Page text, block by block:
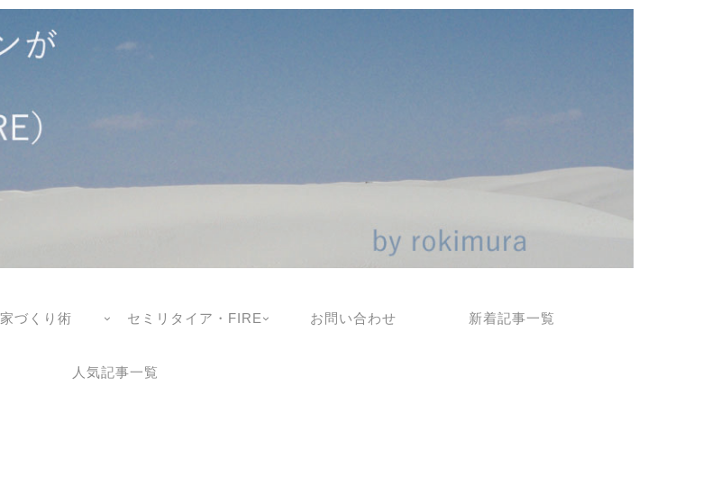
家づくり術 セミリタイア・FIRE お問い合わせ 新着記事一覧
人気記事一覧